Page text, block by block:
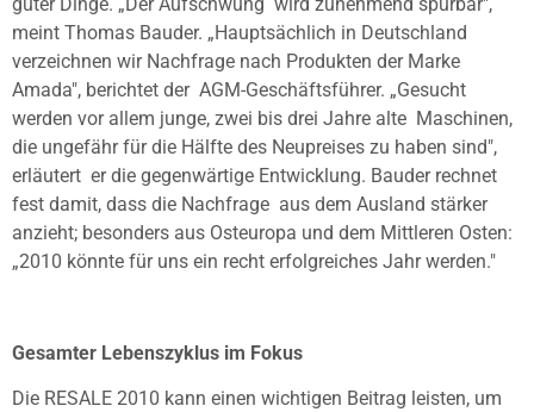
meint Thomas Bauder. „Hauptsächlich in Deutschland
verzeichnen wir Nachfrage nach Produkten der Marke
Amada", berichtet der AGM-Geschäftsführer. „Gesucht
werden vor allem junge, zwei bis drei Jahre alte Maschinen,
die ungefähr für die Hälfte des Neupreises zu haben sind",
erläutert er die gegenwärtige Entwicklung. Bauder rechnet
fest damit, dass die Nachfrage aus dem Ausland stärker
anzieht; besonders aus Osteuropa und dem Mittleren Osten:
„2010 könnte für uns ein recht erfolgreiches Jahr werden."
Gesamter Lebenszyklus im Fokus
Die RESALE 2010 kann einen wichtigen Beitrag leisten, um